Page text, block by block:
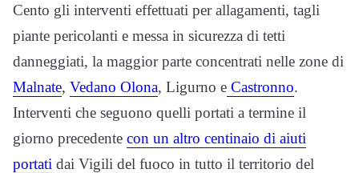
Cento gli interventi effettuati per allagamenti, tagli
piante pericolanti e messa in sicurezza di tetti
danneggiati, la maggior parte concentrati nelle zone di
Malnate, Vedano Olona, Ligurno e Castronno.
Interventi che seguono quelli portati a termine il
giorno precedente con un altro centinaio di aiuti
portati dai Vigili del fuoco in tutto il territorio del